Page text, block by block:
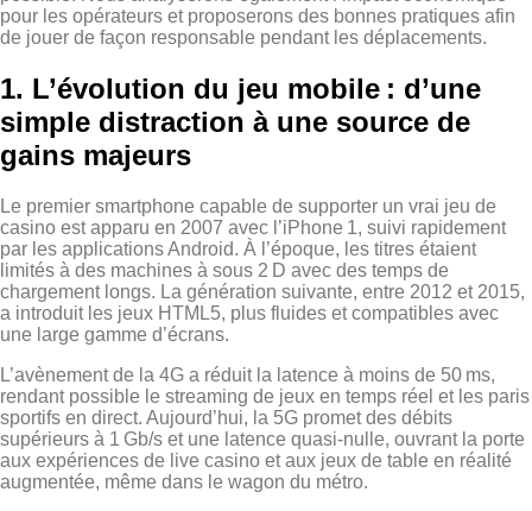
pour les opérateurs et proposerons des bonnes pratiques afin
de jouer de façon responsable pendant les déplacements.
1. L’évolution du jeu mobile : d’une
simple distraction à une source de
gains majeurs
Le premier smartphone capable de supporter un vrai jeu de
casino est apparu en 2007 avec l’iPhone 1, suivi rapidement
par les applications Android. À l’époque, les titres étaient
limités à des machines à sous 2 D avec des temps de
chargement longs. La génération suivante, entre 2012 et 2015,
a introduit les jeux HTML5, plus fluides et compatibles avec
une large gamme d’écrans.
L’avènement de la 4G a réduit la latence à moins de 50 ms,
rendant possible le streaming de jeux en temps réel et les paris
sportifs en direct. Aujourd’hui, la 5G promet des débits
supérieurs à 1 Gb/s et une latence quasi‑nulle, ouvrant la porte
aux expériences de live casino et aux jeux de table en réalité
augmentée, même dans le wagon du métro.